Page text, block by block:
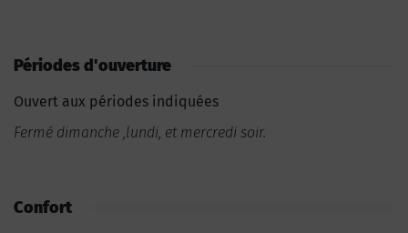
Périodes d'ouverture
Ouvert aux périodes indiquées
Fermé dimanche ,lundi, et mercredi soir.
Confort